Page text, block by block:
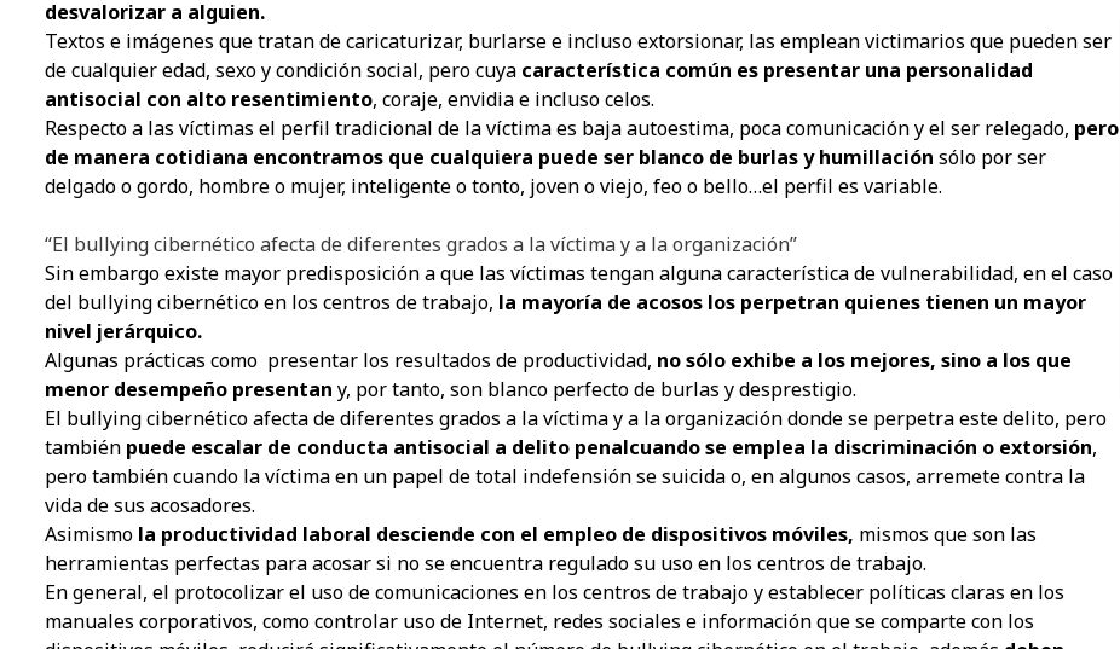
desvalorizar a alguien.
Textos e imágenes que tratan de caricaturizar, burlarse e incluso extorsionar, las emplean victimarios que pueden ser
de cualquier edad, sexo y condición social, pero cuya característica común es presentar una personalidad
antisocial con alto resentimiento, coraje, envidia e incluso celos.
Respecto a las víctimas el perfil tradicional de la víctima es baja autoestima, poca comunicación y el ser relegado, pero
de manera cotidiana encontramos que cualquiera puede ser blanco de burlas y humillación sólo por ser
delgado o gordo, hombre o mujer, inteligente o tonto, joven o viejo, feo o bello…el perfil es variable.
“El bullying cibernético afecta de diferentes grados a la víctima y a la organización”
Sin embargo existe mayor predisposición a que las víctimas tengan alguna característica de vulnerabilidad, en el caso
del bullying cibernético en los centros de trabajo, la mayoría de acosos los perpetran quienes tienen un mayor
nivel jerárquico.
Algunas prácticas como presentar los resultados de productividad, no sólo exhibe a los mejores, sino a los que
menor desempeño presentan y, por tanto, son blanco perfecto de burlas y desprestigio.
El bullying cibernético afecta de diferentes grados a la víctima y a la organización donde se perpetra este delito, pero
también puede escalar de conducta antisocial a delito penalcuando se emplea la discriminación o extorsión,
pero también cuando la víctima en un papel de total indefensión se suicida o, en algunos casos, arremete contra la
vida de sus acosadores.
Asimismo la productividad laboral desciende con el empleo de dispositivos móviles, mismos que son las
herramientas perfectas para acosar si no se encuentra regulado su uso en los centros de trabajo.
En general, el protocolizar el uso de comunicaciones en los centros de trabajo y establecer políticas claras en los
manuales corporativos, como controlar uso de Internet, redes sociales e información que se comparte con los